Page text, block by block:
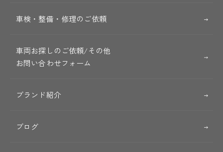
車検・整備・修理のご依頼
車両お探しのご依頼/その他
お問い合わせフォーム
ブランド紹介
ブログ